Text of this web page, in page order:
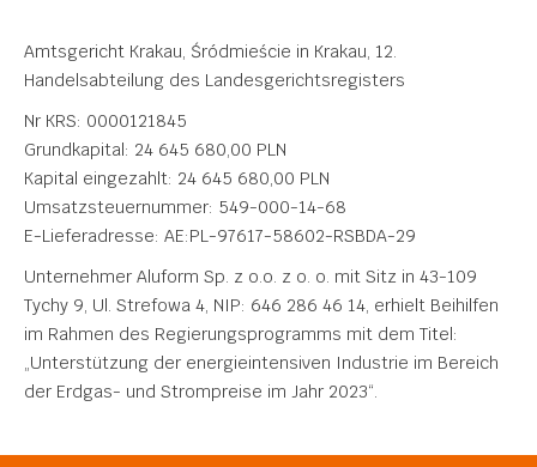
Amtsgericht Krakau, Śródmieście in Krakau, 12.
Handelsabteilung des Landesgerichtsregisters
Nr KRS: 0000121845
Grundkapital: 24 645 680,00 PLN
Kapital eingezahlt: 24 645 680,00 PLN
Umsatzsteuernummer: 549-000-14-68
E-Lieferadresse: AE:PL-97617-58602-RSBDA-29
Unternehmer Aluform Sp. z o.o. z o. o. mit Sitz in 43-109
Tychy 9, Ul. Strefowa 4, NIP: 646 286 46 14, erhielt Beihilfen
im Rahmen des Regierungsprogramms mit dem Titel:
„Unterstützung der energieintensiven Industrie im Bereich
der Erdgas- und Strompreise im Jahr 2023“.